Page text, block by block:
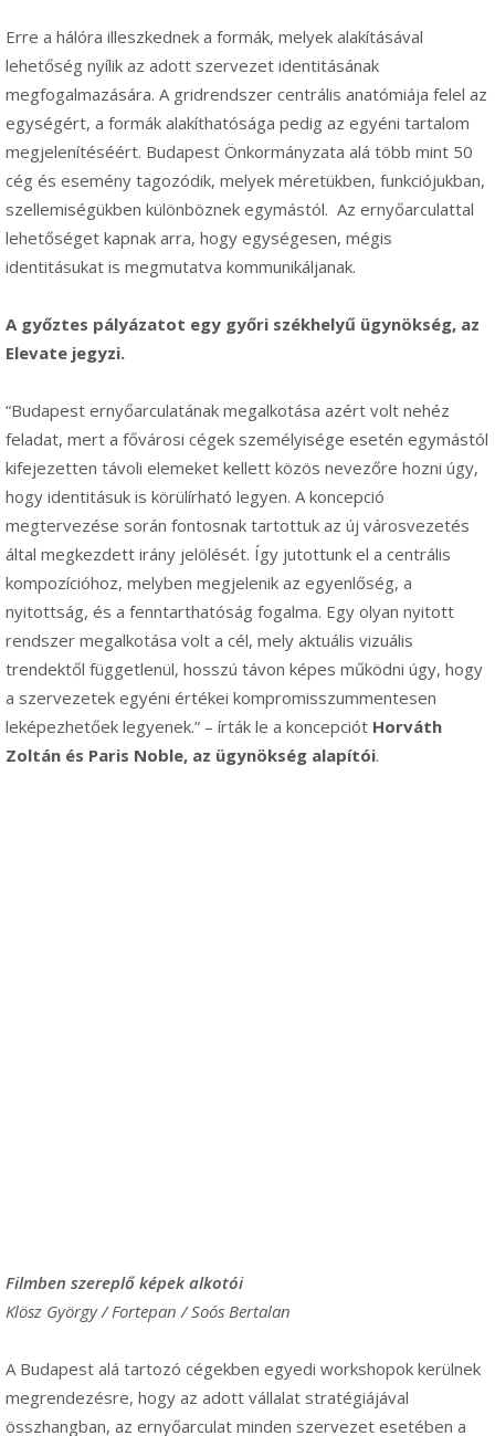
Erre a hálóra illeszkednek a formák, melyek alakításával
lehetőség nyílik az adott szervezet identitásának
megfogalmazására. A gridrendszer centrális anatómiája felel az
egységért, a formák alakíthatósága pedig az egyéni tartalom
megjelenítéséért. Budapest Önkormányzata alá több mint 50
cég és esemény tagozódik, melyek méretükben, funkciójukban,
szellemiségükben különböznek egymástól. Az ernyőarculattal
lehetőséget kapnak arra, hogy egységesen, mégis
identitásukat is megmutatva kommunikáljanak.
A győztes pályázatot egy győri székhelyű ügynökség, az
Elevate jegyzi.
“Budapest ernyőarculatának megalkotása azért volt nehéz
feladat, mert a fővárosi cégek személyisége esetén egymástól
kifejezetten távoli elemeket kellett közös nevezőre hozni úgy,
hogy identitásuk is körülírható legyen. A koncepció
megtervezése során fontosnak tartottuk az új városvezetés
által megkezdett irány jelölését. Így jutottunk el a centrális
kompozícióhoz, melyben megjelenik az egyenlőség, a
nyitottság, és a fenntarthatóság fogalma. Egy olyan nyitott
rendszer megalkotása volt a cél, mely aktuális vizuális
trendektől függetlenül, hosszú távon képes működni úgy, hogy
a szervezetek egyéni értékei kompromisszummentesen
leképezhetőek legyenek.” – írták le a koncepciót Horváth
Zoltán és Paris Noble, az ügynökség alapítói.
Filmben szereplő képek alkotói
Klösz György / Fortepan / Soós Bertalan
A Budapest alá tartozó cégekben egyedi workshopok kerülnek
megrendezésre, hogy az adott vállalat stratégiájával
összhangban, az ernyőarculat minden szervezet esetében a